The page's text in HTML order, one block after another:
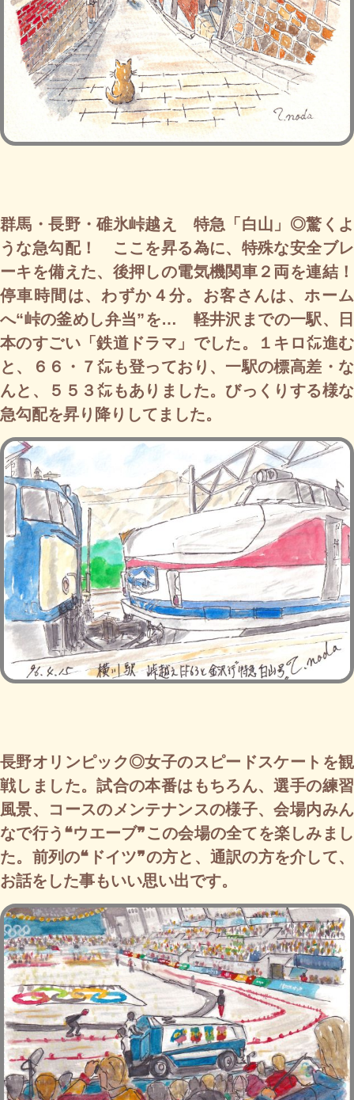
群馬・長野・碓氷峠越え 特急「白山」◎驚くよ
うな急勾配！ ここを昇る為に、特殊な安全ブレ
ーキを備えた、後押しの電気機関車２両を連結！
停車時間は、わずか４分。お客さんは、ホーム
へ“峠の釜めし弁当”を… 軽井沢までの一駅、日
本のすごい「鉄道ドラマ」でした。１キロ㍍進む
と、６６・７㍍も登っており、一駅の標高差・な
んと、５５３㍍もありました。びっくりする様な
急勾配を昇り降りしてました。
長野オリンピック◎女子のスピードスケートを観
戦しました。試合の本番はもちろん、選手の練習
風景、コースのメンテナンスの様子、会場内みん
なで行う❝ウエーブ❞この会場の全てを楽しみまし
た。前列の❝ドイツ❞の方と、通訳の方を介して、
お話をした事もいい思い出です。